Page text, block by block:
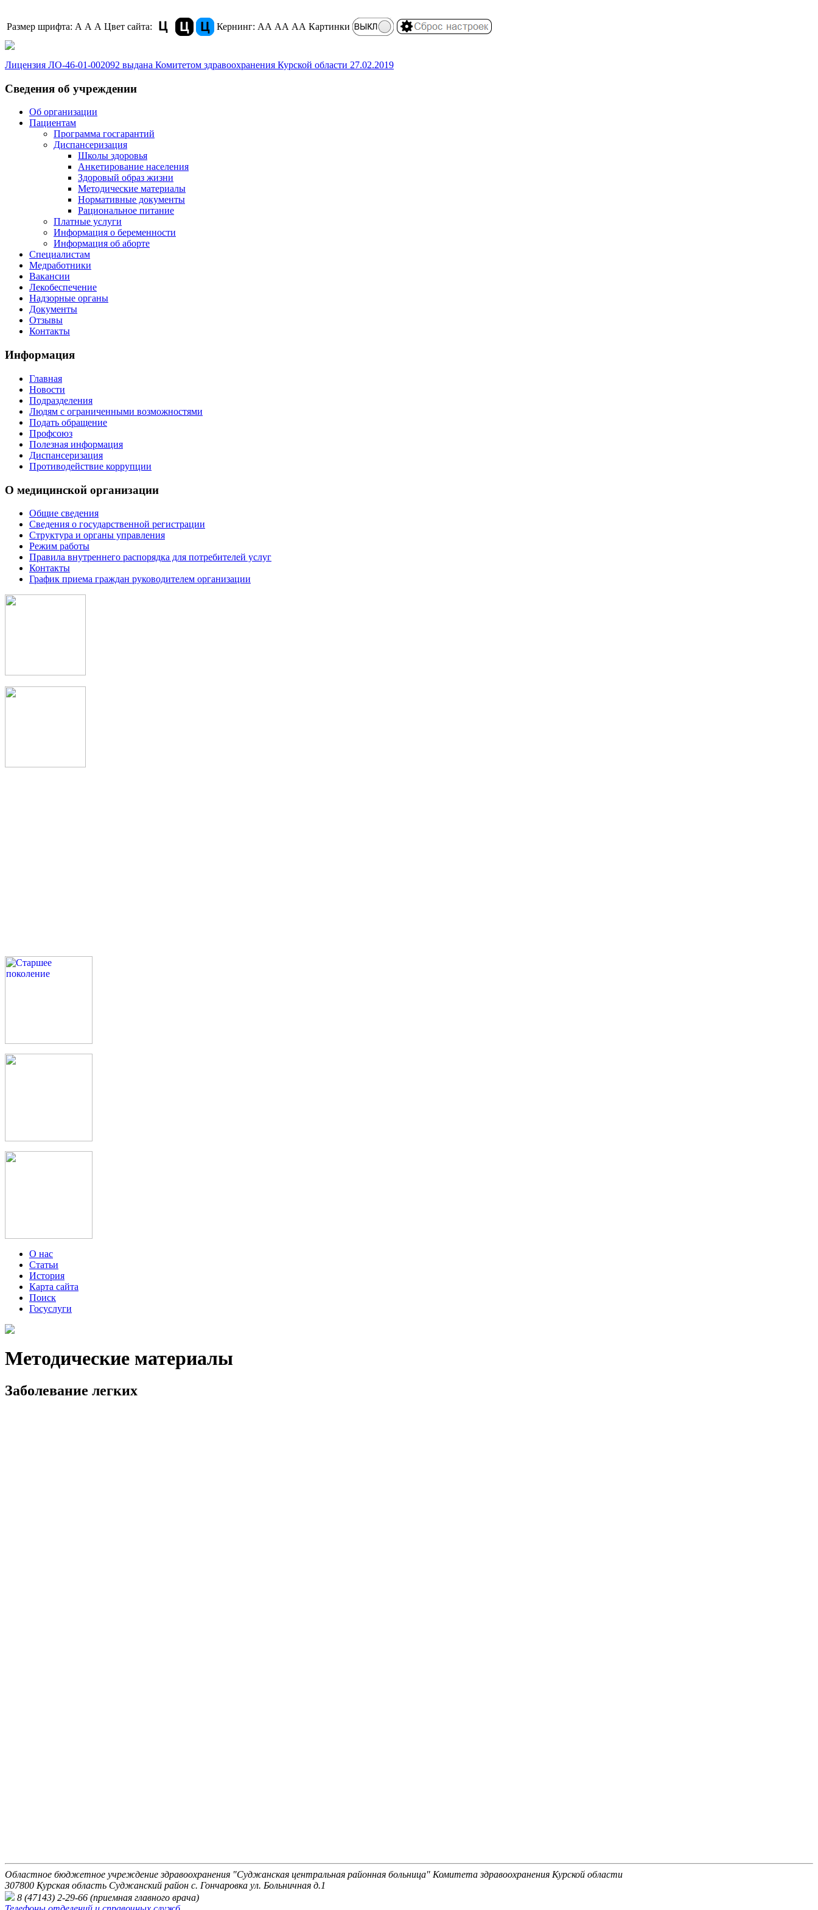
Размер шрифта: A A A Цвет сайта: Кернинг: АА АА АА Картинки
Лицензия ЛО-46-01-002092 выдана Комитетом здравоохранения Курской области 27.02.2019
Сведения об учреждении
Об организации
Пациентам
Программа госгарантий
Диспансеризация
Школы здоровья
Анкетирование населения
Здоровый образ жизни
Методические материалы
Нормативные документы
Рациональное питание
Платные услуги
Информация о беременности
Информация об аборте
Специалистам
Медработники
Вакансии
Лекобеспечение
Надзорные органы
Документы
Отзывы
Контакты
Информация
Главная
Новости
Подразделения
Людям с ограниченными возможностями
Подать обращение
Профсоюз
Полезная информация
Диспансеризация
Противодействие коррупции
О медицинской организации
Общие сведения
Сведения о государственной регистрации
Структура и органы управления
Режим работы
Правила внутреннего распорядка для потребителей услуг
Контакты
График приема граждан руководителем организации
О нас
Статьи
История
Карта сайта
Поиск
Госуслуги
Методические материалы
Заболевание легких
Областное бюджетное учреждение здравоохранения "Суджанская центральная районная больница" Комитета здравоохранения Курской области
307800 Курская область Суджанский район с. Гончаровка ул. Больничная д.1
8 (47143) 2-29-66 (приемная главного врача)